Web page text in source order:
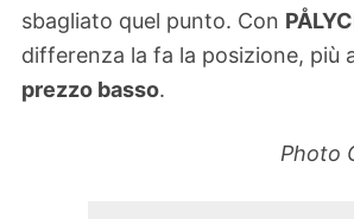
sbagliato quel punto. Con
differenza la fa la posizione, più
prezzo basso.
Photo